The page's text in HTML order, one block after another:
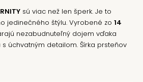
sú viac než len šperk. Je to
jedinečného štýlu. Vyrobené zo14
nezabudnuteľný dojem vďaka
úchvatným detailom. Šírka prsteňov